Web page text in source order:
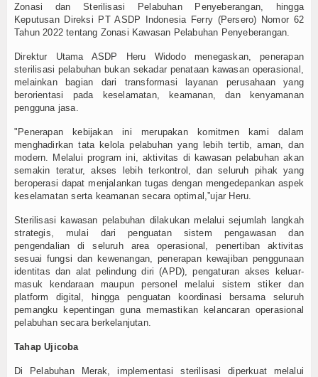
Zonasi dan Sterilisasi Pelabuhan Penyeberangan, hingga
Keputusan Direksi PT ASDP Indonesia Ferry (Persero) Nomor 62
Tahun 2022 tentang Zonasi Kawasan Pelabuhan Penyeberangan.
Direktur Utama ASDP Heru Widodo menegaskan, penerapan
sterilisasi pelabuhan bukan sekadar penataan kawasan operasional,
melainkan bagian dari transformasi layanan perusahaan yang
berorientasi pada keselamatan, keamanan, dan kenyamanan
pengguna jasa.
"Penerapan kebijakan ini merupakan komitmen kami dalam
menghadirkan tata kelola pelabuhan yang lebih tertib, aman, dan
modern. Melalui program ini, aktivitas di kawasan pelabuhan akan
semakin teratur, akses lebih terkontrol, dan seluruh pihak yang
beroperasi dapat menjalankan tugas dengan mengedepankan aspek
keselamatan serta keamanan secara optimal,”ujar Heru.
Sterilisasi kawasan pelabuhan dilakukan melalui sejumlah langkah
strategis, mulai dari penguatan sistem pengawasan dan
pengendalian di seluruh area operasional, penertiban aktivitas
sesuai fungsi dan kewenangan, penerapan kewajiban penggunaan
identitas dan alat pelindung diri (APD), pengaturan akses keluar-
masuk kendaraan maupun personel melalui sistem stiker dan
platform digital, hingga penguatan koordinasi bersama seluruh
pemangku kepentingan guna memastikan kelancaran operasional
pelabuhan secara berkelanjutan.
Tahap Ujicoba
Di Pelabuhan Merak, implementasi sterilisasi diperkuat melalui